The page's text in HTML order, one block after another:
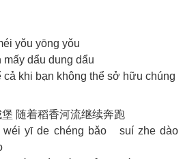
yǒu yōng yǒu
dẩu dung dẩu
cả khi bạn không thể sở hữu chúng
随着稻香河流继续奔跑
wéi yī de chéng bǎo suí zhe dào